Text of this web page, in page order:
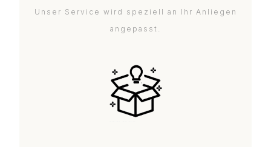
Unser Service wird speziell an Ihr Anliegen
angepasst.